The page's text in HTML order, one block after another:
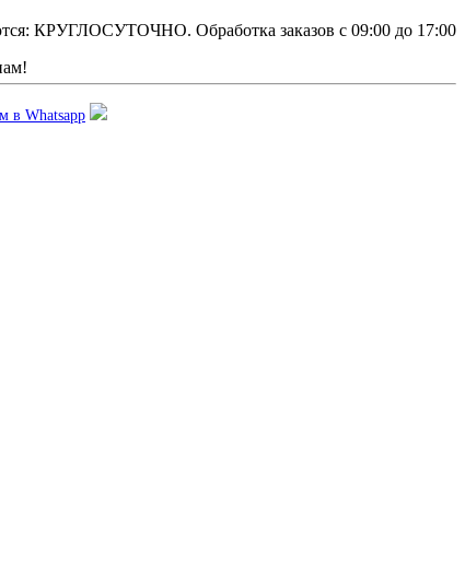
КРУГЛОСУТОЧНО. Обработка заказов с 09:00 до 17:00
в Whatsapp